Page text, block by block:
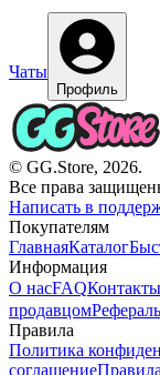
Чаты
Профиль
© GG.Store, 2026.
Все права
Написать в
Покупателям
ГлавнаяКаталог
Информация
О насFAQКонтакты
продавцом
Правила
Политика
соглашение